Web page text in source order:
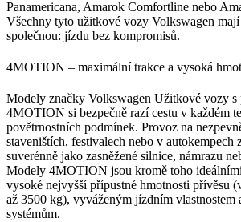
Panamericana, Amarok Comfortline nebo
Všechny tyto užitkové vozy Volkswagen
společnou: jízdu bez kompromisů.
4MOTION – maximální trakce a vysoká
Modely značky Volkswagen Užitkové vozy s
4MOTION si bezpečně razí cestu v každém
povětrnostních podmínek. Provoz na
staveništích, festivalech nebo v autokempech
suverénně jako zasněžené silnice, námrazu
Modely 4MOTION jsou kromě toho
vysoké nejvyšší přípustné hmotnosti přívěsu
až 3500 kg), vyváženým jízdním vlastnostem
systémům.